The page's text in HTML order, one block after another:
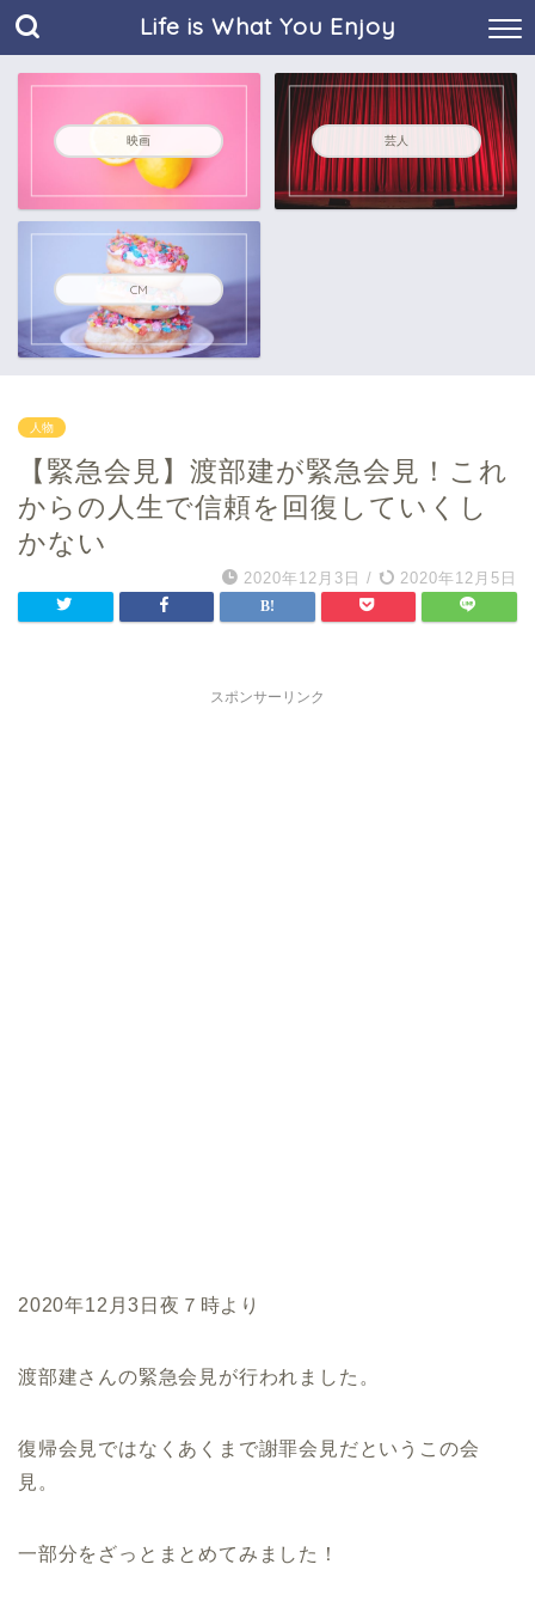
Life is What You Enjoy
映画 芸人
CM
人物
【緊急会見】渡部建が緊急会見！これ
からの人生で信頼を回復していくし
かない
2020年12月3日 / 2020年12月5日
スポンサーリンク
2020年12月3日夜７時より
渡部建さんの緊急会見が行われました。
復帰会見ではなくあくまで謝罪会見だというこの会
見。
一部分をざっとまとめてみました！